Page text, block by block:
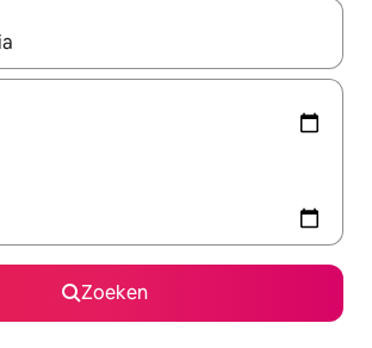
beschikbaar zijn, maak je een keuze
Zoeken